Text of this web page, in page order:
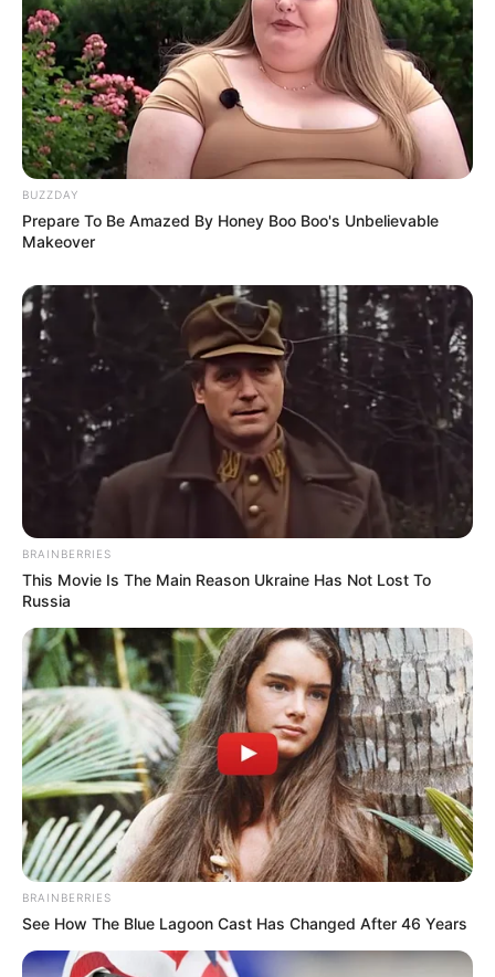
BUZZDAY
Prepare To Be Amazed By Honey Boo Boo's Unbelievable
Makeover
BRAINBERRIES
This Movie Is The Main Reason Ukraine Has Not Lost To
Russia
BRAINBERRIES
See How The Blue Lagoon Cast Has Changed After 46 Years